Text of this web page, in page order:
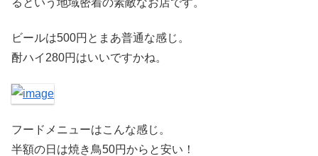
るという地域密着の素敵なお店です。
ビールは500円とまあ普通な感じ。
酎ハイ280円はいいですかね。
フードメニューはこんな感じ。
半額の日は焼き鳥50円からと安い！